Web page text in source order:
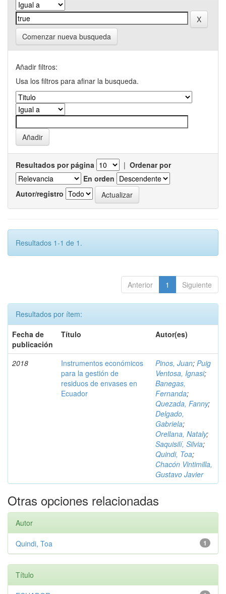
Comenzar nueva busqueda
Añadir filtros:
Usa los filtros para afinar la busqueda.
Resultados por página | Ordenar por
En orden
Autor/registro
Resultados 1-1 de 1.
Anterior 1 Siguiente
Resultados por ítem:
Fecha de
publicación
Título Autor(es)
2018
Instrumentos económicos
para la gestión de
residuos de envases en
Ecuador
Pinos, Juan; Puig
Ventosa, Ignasi;
Banegas,
Fernanda;
Quezada, Fanny;
Delgado,
Gabriela;
Orellana, Nataly;
Saquisilí, Silvia;
Quindi, Toa;
Chacón Vintimilla,
Gustavo Javier
Otras opciones relacionadas
Autor
1
Quindi, Toa
Título